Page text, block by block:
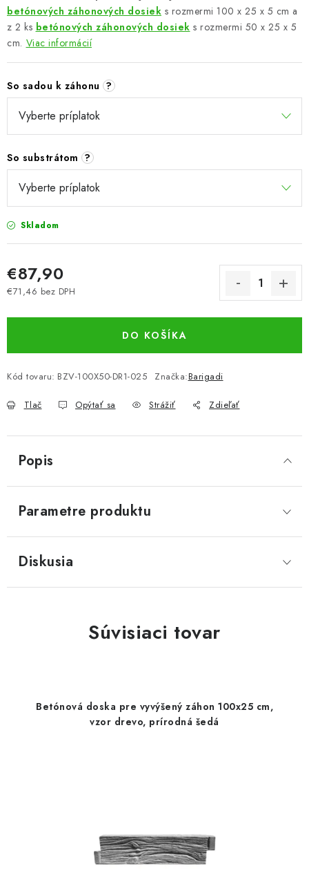
betónových záhonových dosiek s rozmermi 100 x 25 x 5 cm a
z 2 ks betónových záhonových dosiek s rozmermi 50 x 25 x 5
cm. Viac informácií
So sadou k záhonu ?
So substrátom ?
Skladom
€87,90
€71,46 bez DPH
DO KOŠÍKA
Kód tovaru: BZV-100X50-DR1-025 Značka:Barigadi
Tlač Opýtať sa Strážiť Zdieľať
Popis
Parametre produktu
Diskusia
Súvisiaci tovar
Betónová doska pre vyvýšený záhon 100x25 cm,
vzor drevo, prírodná šedá